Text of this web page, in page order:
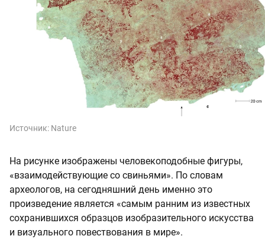
Источник: Nature
На рисунке изображены человекоподобные фигуры,
«взаимодействующие со свиньями». По словам
археологов, на сегодняшний день именно это
произведение является «самым ранним из известных
сохранившихся образцов изобразительного искусства
и визуального повествования в мире».